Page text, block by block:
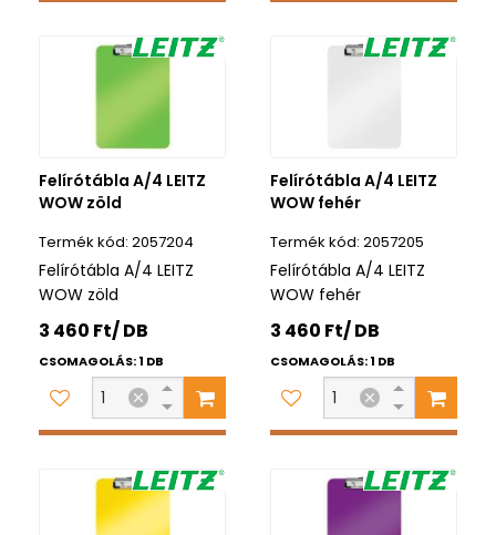
Felírótábla A/4 LEITZ
WOW zöld
2057204
Felírótábla A/4 LEITZ
WOW zöld
3 460 Ft/ DB
CSOMAGOLÁS: 1 DB
Felírótábla A/4 LEITZ
WOW fehér
2057205
Felírótábla A/4 LEITZ
WOW fehér
3 460 Ft/ DB
CSOMAGOLÁS: 1 DB